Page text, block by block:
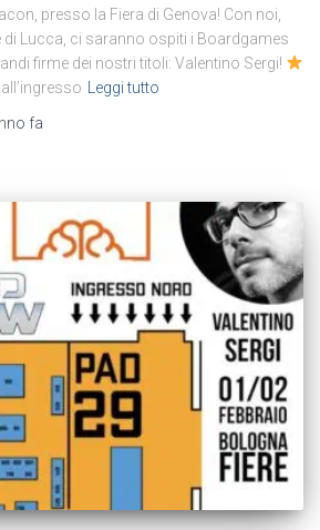
presso la Fiera di Genova! Con noi,
di Lucca, ci saranno ospiti i Boardgames
firme dei nostri titoli: Valentino Sergi!
Leggi tutto
fa